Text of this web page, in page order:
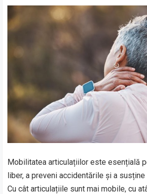
Mobilitatea articulațiilor este esențială
liber, a preveni accidentările și a
Cu cât articulațiile sunt mai mobile, cu